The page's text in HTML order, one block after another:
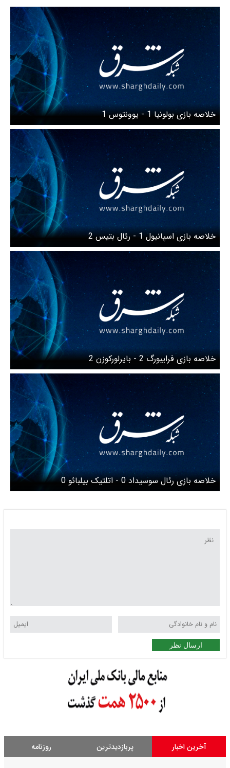
خلاصه بازی بولونیا 1 - یوونتوس 1
خلاصه بازی اسپانیول 1 - رئال بتیس 2
خلاصه بازی فرایبورگ 2 - بایرلورکوزن 2
خلاصه بازی رئال سوسیداد 0 - اتلتیک بیلبائو 0
ارسال نظر
آخرین اخبار پربازدیدترین روزنامه